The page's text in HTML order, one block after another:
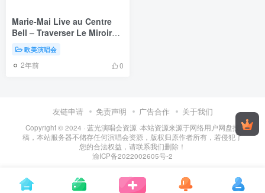
Marie-Mai Live au Centre
Bell – Traverser Le Miroir
2014《BDMV 21.1G》
欧美演唱会
2年前 0
友链申请 免责声明 广告合作 关于我们
Copyright © 2024 · 蓝光演唱会资源 ·本站资源来源于网络用户网盘投
稿，本站服务器不储存任何演唱会资源，版权归原作者所有，若侵犯了
您的合法权益，请联系我们删除！
渝ICP备2022002605号-2